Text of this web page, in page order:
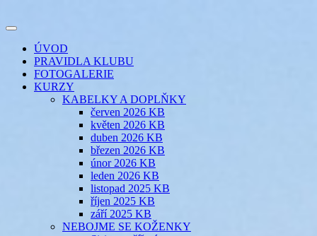
k
webuEVIKLUB
šicí klub
Toggle
navigation
ÚVOD
PRAVIDLA KLUBU
FOTOGALERIE
KURZY
KABELKY A DOPLŇKY
červen 2026 KB
květen 2026 KB
duben 2026 KB
březen 2026 KB
únor 2026 KB
leden 2026 KB
listopad 2025 KB
říjen 2025 KB
září 2025 KB
NEBOJME SE KOŽENKY